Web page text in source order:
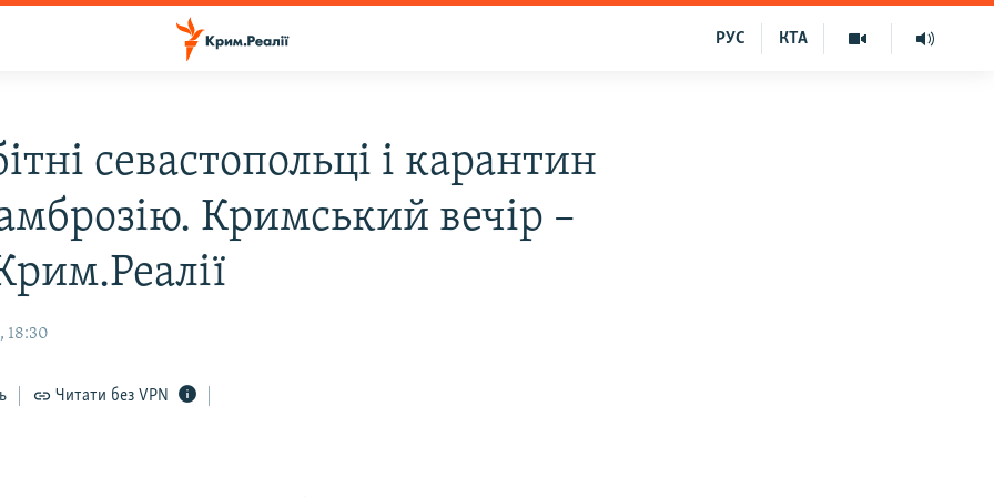
КТА
РУС
севастопольці і карантин
Кримський вечір –
18:30
Читати без VPN